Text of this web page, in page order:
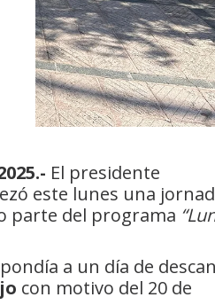
El presidente
este lunes una
parte del programa
a un día de
con motivo del 20 de